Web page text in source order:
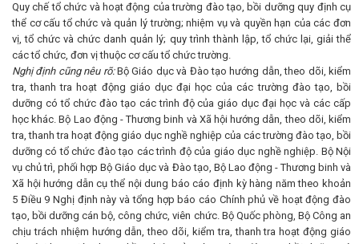
Quy chế tổ chức và hoạt động của trường đào tạo, bồi dưỡng quy định cụ
thể cơ cấu tổ chức và quản lý trường; nhiệm vụ và quyền hạn của các đơn
vị, tổ chức và chức danh quản lý; quy trình thành lập, tổ chức lại, giải thể
các tổ chức, đơn vị thuộc cơ cấu tổ chức trường.
Nghị định cũng nêu rõ:Bộ Giáo dục và Đào tạo hướng dẫn, theo dõi, kiểm
tra, thanh tra hoạt động giáo dục đại học của các trường đào tạo, bồi
dưỡng có tổ chức đào tạo các trình độ của giáo dục đại học và các cấp
học khác. Bộ Lao động - Thương binh và Xã hội hướng dẫn, theo dõi, kiểm
tra, thanh tra hoạt động giáo dục nghề nghiệp của các trường đào tạo, bồi
dưỡng có tổ chức đào tạo các trình độ của giáo dục nghề nghiệp. Bộ Nội
vụ chủ trì, phối hợp Bộ Giáo dục và Đào tạo, Bộ Lao động - Thương binh và
Xã hội hướng dẫn cụ thể nội dung báo cáo định kỳ hàng năm theo khoản
5 Điều 9 Nghị định này và tổng hợp báo cáo Chính phủ về hoạt động đào
tạo, bồi dưỡng cán bộ, công chức, viên chức. Bộ Quốc phòng, Bộ Công an
chịu trách nhiệm hướng dẫn, theo dõi, kiểm tra, thanh tra hoạt động giáo